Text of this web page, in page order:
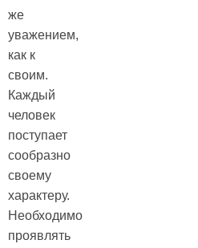
же
уважением,
как к
своим.
Каждый
человек
поступает
сообразно
своему
характеру.
Необходимо
проявлять